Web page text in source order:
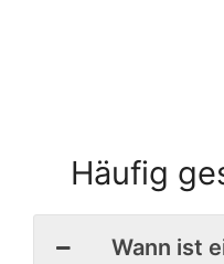
Häufig
Wann ist